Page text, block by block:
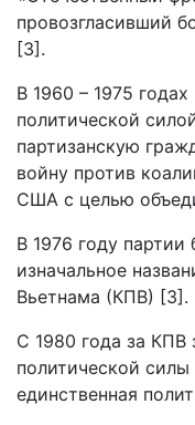
провозгласивший
[3].
В 1960 – 1975
политической
партизанскую
войну против
США с целью
В 1976 году
изначальное
Вьетнама (КПВ) [3].
С 1980 года за КПВ
политической
единственная